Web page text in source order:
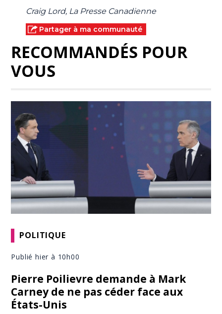
Craig Lord, La Presse Canadienne
Partager à ma communauté
RECOMMANDÉS POUR
VOUS
POLITIQUE
Publié hier à 10h00
Pierre Poilievre demande à Mark
Carney de ne pas céder face aux
États-Unis